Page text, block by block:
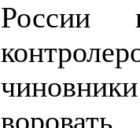
России